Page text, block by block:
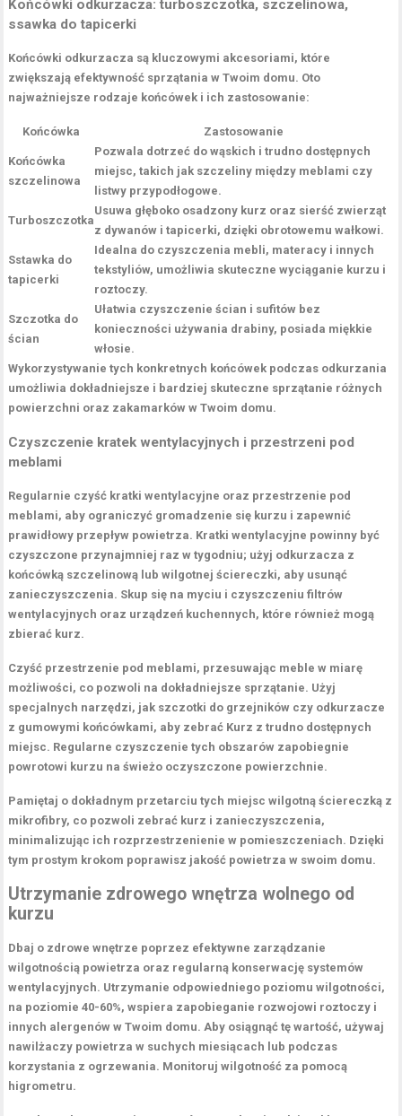
Końcówki odkurzacza: turboszczotka, szczelinowa,
ssawka do tapicerki
Końcówki odkurzacza są kluczowymi akcesoriami, które
zwiększają efektywność sprzątania w Twoim domu. Oto
najważniejsze rodzaje końcówek i ich zastosowanie:
Końcówka Zastosowanie
Końcówka
szczelinowa
Pozwala dotrzeć do wąskich i trudno dostępnych
miejsc, takich jak szczeliny między meblami czy
listwy przypodłogowe.
Turboszczotka
Usuwa głęboko osadzony kurz oraz sierść zwierząt
z dywanów i tapicerki, dzięki obrotowemu wałkowi.
Sstawka do
tapicerki
Idealna do czyszczenia mebli, materacy i innych
tekstyliów, umożliwia skuteczne wyciąganie kurzu i
roztoczy.
Szczotka do
ścian
Ułatwia czyszczenie ścian i sufitów bez
konieczności używania drabiny, posiada miękkie
włosie.
Wykorzystywanie tych konkretnych końcówek podczas odkurzania
umożliwia dokładniejsze i bardziej skuteczne sprzątanie różnych
powierzchni oraz zakamarków w Twoim domu.
Czyszczenie kratek wentylacyjnych i przestrzeni pod
meblami
Regularnie czyść kratki wentylacyjne oraz przestrzenie pod
meblami, aby ograniczyć gromadzenie się kurzu i zapewnić
prawidłowy przepływ powietrza. Kratki wentylacyjne powinny być
czyszczone przynajmniej raz w tygodniu; użyj odkurzacza z
końcówką szczelinową lub wilgotnej ściereczki, aby usunąć
zanieczyszczenia. Skup się na myciu i czyszczeniu filtrów
wentylacyjnych oraz urządzeń kuchennych, które również mogą
zbierać kurz.
Czyść przestrzenie pod meblami, przesuwając meble w miarę
możliwości, co pozwoli na dokładniejsze sprzątanie. Użyj
specjalnych narzędzi, jak szczotki do grzejników czy odkurzacze
z gumowymi końcówkami, aby zebrać Kurz z trudno dostępnych
miejsc. Regularne czyszczenie tych obszarów zapobiegnie
powrotowi kurzu na świeżo oczyszczone powierzchnie.
Pamiętaj o dokładnym przetarciu tych miejsc wilgotną ściereczką z
mikrofibry, co pozwoli zebrać kurz i zanieczyszczenia,
minimalizując ich rozprzestrzenienie w pomieszczeniach. Dzięki
tym prostym krokom poprawisz jakość powietrza w swoim domu.
Utrzymanie zdrowego wnętrza wolnego od
kurzu
Dbaj o zdrowe wnętrze poprzez efektywne zarządzanie
wilgotnością powietrza oraz regularną konserwację systemów
wentylacyjnych. Utrzymanie odpowiedniego poziomu wilgotności,
na poziomie 40-60%, wspiera zapobieganie rozwojowi roztoczy i
innych alergenów w Twoim domu. Aby osiągnąć tę wartość, używaj
nawilżaczy powietrza w suchych miesiącach lub podczas
korzystania z ogrzewania. Monitoruj wilgotność za pomocą
higrometru.